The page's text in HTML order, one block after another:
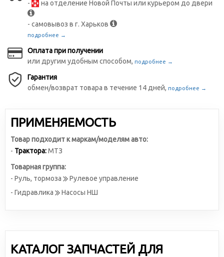
-
на отделение Новой Почты или курьером до двери
- самовывоз в г. Харьков
подробнее →
Оплата при получении
или другим удобным способом, подробнее →
Гарантия
обмен/возврат товара в течение 14 дней, подробнее →
ПРИМЕНЯЕМОСТЬ
Товар подходит к маркам/моделям авто:
- Трактора:МТЗ
Товарная группа:
- Руль, тормоза
Рулевое управление
- Гидравлика
Насосы НШ
КАТАЛОГ ЗАПЧАСТЕЙ ДЛЯ